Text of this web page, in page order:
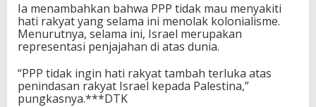
Ia menambahkan bahwa PPP tidak mau menyakiti
hati rakyat yang selama ini menolak kolonialisme.
Menurutnya, selama ini, Israel merupakan
representasi penjajahan di atas dunia.
“PPP tidak ingin hati rakyat tambah terluka atas
penindasan rakyat Israel kepada Palestina,”
pungkasnya.***DTK